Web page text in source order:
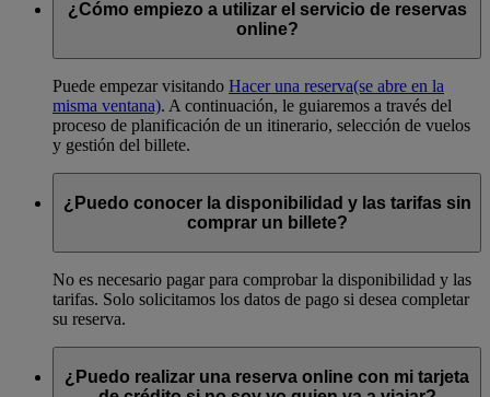
¿Cómo empiezo a utilizar el servicio de reservas
online?
Puede empezar visitando Hacer una reserva(se abre en la
misma ventana). A continuación, le guiaremos a través del
proceso de planificación de un itinerario, selección de vuelos
y gestión del billete.
¿Puedo conocer la disponibilidad y las tarifas sin
comprar un billete?
No es necesario pagar para comprobar la disponibilidad y las
tarifas. Solo solicitamos los datos de pago si desea completar
su reserva.
¿Puedo realizar una reserva online con mi tarjeta